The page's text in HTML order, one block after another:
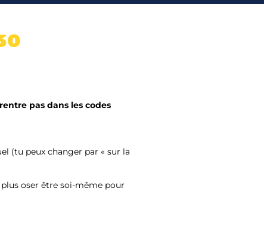
pas dans les codes
(tu peux changer par « sur la
oser être soi-même pour